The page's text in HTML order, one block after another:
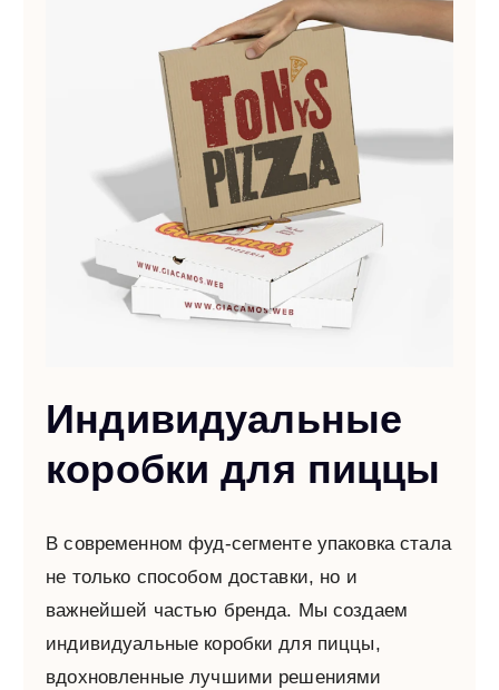
Индивидуальные
коробки для пиццы
В современном фуд-сегменте упаковка стала
не только способом доставки, но и
важнейшей частью бренда. Мы создаем
индивидуальные коробки для пиццы,
вдохновленные лучшими решениями